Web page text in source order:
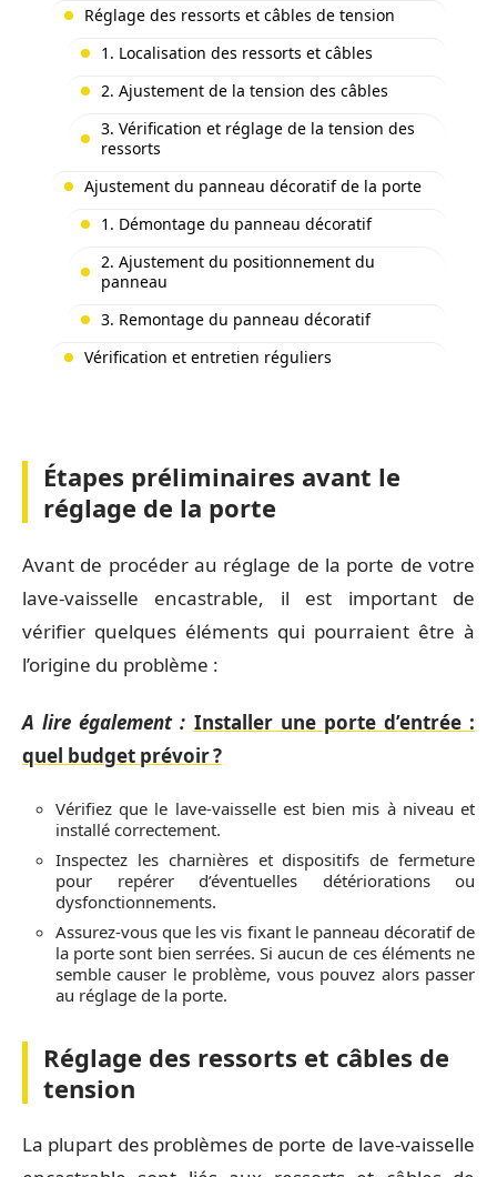
Réglage des ressorts et câbles de tension
1. Localisation des ressorts et câbles
2. Ajustement de la tension des câbles
3. Vérification et réglage de la tension des
ressorts
Ajustement du panneau décoratif de la porte
1. Démontage du panneau décoratif
2. Ajustement du positionnement du
panneau
3. Remontage du panneau décoratif
Vérification et entretien réguliers
Étapes préliminaires avant le
réglage de la porte
Avant de procéder au réglage de la porte de votre
lave-vaisselle encastrable, il est important de
vérifier quelques éléments qui pourraient être à
l’origine du problème :
A lire également : Installer une porte d’entrée :
quel budget prévoir ?
Vérifiez que le lave-vaisselle est bien mis à niveau et
installé correctement.
Inspectez les charnières et dispositifs de fermeture
pour repérer d’éventuelles détériorations ou
dysfonctionnements.
Assurez-vous que les vis fixant le panneau décoratif de
la porte sont bien serrées. Si aucun de ces éléments ne
semble causer le problème, vous pouvez alors passer
au réglage de la porte.
Réglage des ressorts et câbles de
tension
La plupart des problèmes de porte de lave-vaisselle